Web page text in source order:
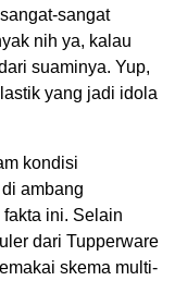
sangat
nih ya, kalau
suaminya. Yup,
yang jadi idola
kondisi
ambang
ini. Selain
dari Tupperware
skema multi-